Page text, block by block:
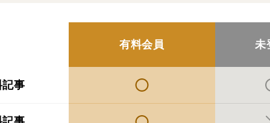
有料会員 未
記事